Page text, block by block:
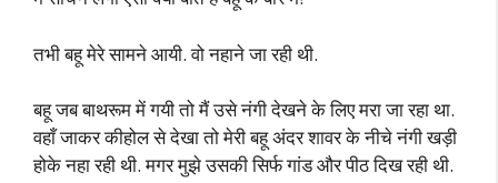
तभी बहू मेरे सामने आयी. वो नहाने जा रही थी.
बहू जब बाथरूम में गयी तो मैं उसे नंगी देखने के लिए मरा जा रहा था.
वहाँ जाकर कीहोल से देखा तो मेरी बहू अंदर शावर के नीचे नंगी खड़ी
होके नहा रही थी. मगर मुझे उसकी सिर्फ गांड और पीठ दिख रही थी.